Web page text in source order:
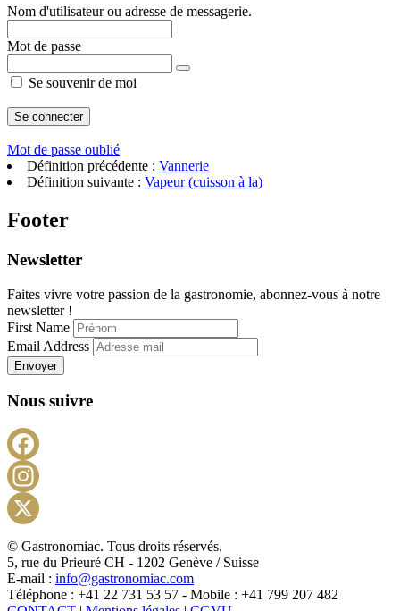
Nom d'utilisateur ou adresse de messagerie.
Mot de passe
Se souvenir de moi
Mot de passe oublié
Définition précédente : Vannerie
Définition suivante : Vapeur (cuisson à la)
Footer
Newsletter
Faites vivre votre passion de la gastronomie, abonnez-vous à notre
newsletter !
First Name
Email Address
Envoyer
Nous suivre
X
© Gastronomiac. Tous droits réservés.
5, rue du Prieuré CH - 1202 Genève / Suisse
E-mail : info@gastronomiac.com
Téléphone : +41 22 731 53 57 - Mobile : +41 799 207 482